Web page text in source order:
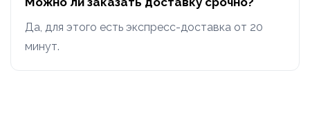
Да, для этого есть экспресс-доставка от 20
минут.